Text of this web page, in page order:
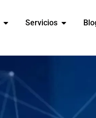
Servicios